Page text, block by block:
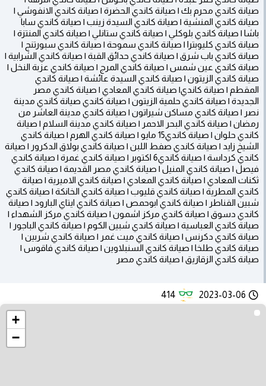
صيانة كاندي محرم بك | صيانة كاندي الحضرة | صيانة كاندي الانفوشي |
صيانة كاندي المنشية | صيانة كاندي السيدة زينب | صيانة كاندي سابا
باشا | صيانة كاندي بلوكلي | صيانة كاندي ستانلي | صيانة كاندي المنتزة |
صيانة كاندي كليوبترا | صيانة كاندي سموحة | صيانة كاندي سبورتنج |
صيانة كاندي باب شرق | صيانة كاندي حدائق القبة | صيانة كاندي الشرابية |
صيانة كاندي عين شمس | صيانة كاندي المرج | صيانة كاندي عزبة النخل |
صيانة كاندي الزيتون | صيانة كاندي السيدة عائشة | صيانة كاندي
المقطم | صيانة كاندي| صيانة كاندي المعادي | صيانة كاندي مصر
الجديدة | صيانة كاندي حلمية الزيتون | صيانة كاندي صيانة كاندي مدينة
نصر | صيانة كاندي مساكن شيراتون | صيانة كاندي مدينة العاشر من
رمضان | صيانة كاندي البحر الاحمر | صيانة كاندي مدينة السلام | صيانة
كاندي حلوان | صيانة كاندي15 مايو | صيانة كاندي الهرم | صيانة كاندي
الشيخ زايد | صيانة كاندي صفط اللبن | صيانة كاندي بولاق الدكرور | صيانة
كاندي كرداسة | صيانة كاندي6 اكتوبر | صيانة كاندي غمرة | صيانة كاندي
فيصل | صيانة كاندي المنيل | صيانة كاندي مصر القديمة | صيانة كاندي
ثكنات المعادي | صيانة كاندي المعادي | صيانة كاندي الاميرية | صيانة
كاندي المطرية | صيانة كاندي قليوب | صيانة كاندي الخانكة | صيانة كاندي
شبين القناطر | صيانة كاندي ابوحمص | صيانة كاندي ايتاي البارود | صيانة
كاندي دسوق | صيانة كاندي مركز اشمون | صيانة كاندي مركز الشهداء |
صيانة كاندي العباسية | صيانة كاندي شبين الكوم | صيانة كاندي الباجور |
صيانة كاندي دكرنس | صيانة كاندي ميت غمر | صيانة كاندي شربين |
صيانة كاندي طلخا | صيانة كاندي السنبلاوين | صيانة كاندي فاقوس |
صيانة كاندي الزقازيق | صيانة كاندي مصر
2023-03-06
414
+
−